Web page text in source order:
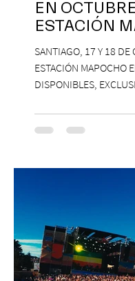
EN
ESTACIÓN
SANTIAGO, 17 Y 18 DE
ESTACIÓN MAPOCHO
DISPONIBLES,
con una edición
yoga, bienestar y vida
Antonella Orsini,
Centro Cultural
que albergará durante
pro